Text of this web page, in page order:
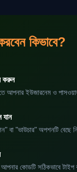
কিভাবে?
করুন
ইউজারনেম ও
যান
বা "ভাউচার" অপশনটি বেছে
আপনার কোডটি সঠিকভাবে